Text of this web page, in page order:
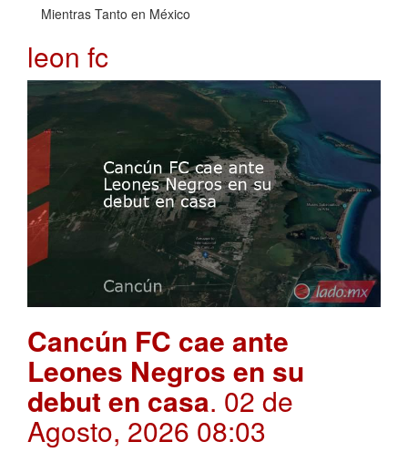
Mientras Tanto en México
leon fc
Cancún FC cae ante
Leones Negros en su
debut en casa. 02 de
Agosto, 2026 08:03